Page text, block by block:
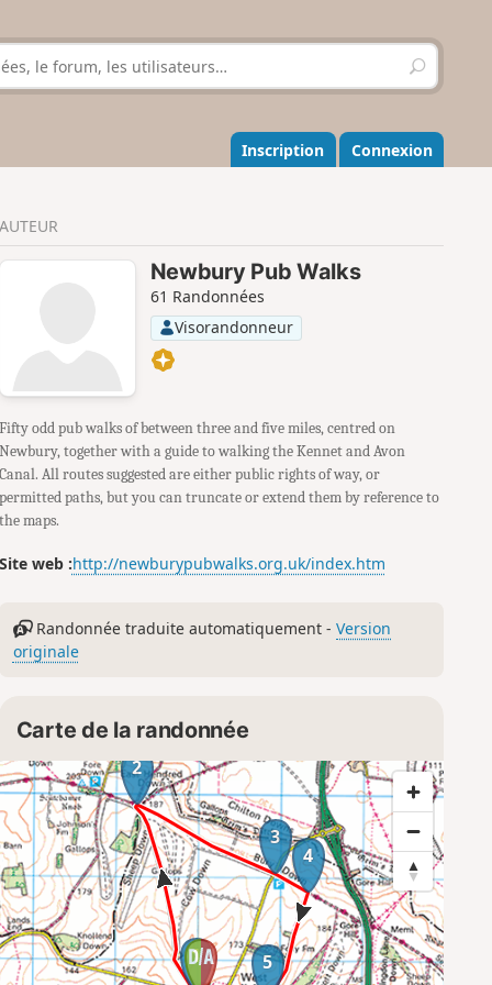
R
e
h
e
r
r
Inscription Connexion
AUTEUR
Newbury Pub Walks
61 Randonnées
Visorandonneur
Fifty odd pub walks of between three and five miles, centred on
Newbury, together with a guide to walking the Kennet and Avon
Canal. All routes suggested are either public rights of way, or
permitted paths, but you can truncate or extend them by reference to
the maps.
Site web :http://newburypubwalks.org.uk/index.htm
Randonnée traduite automatiquement -Version
originale
Carte de la randonnée
1
2
3
4
5